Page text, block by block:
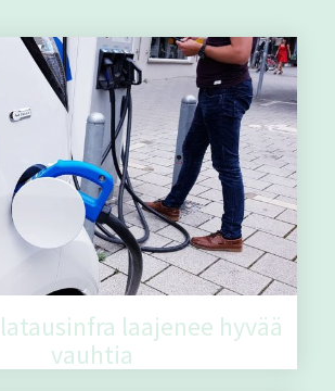
laajenee hyvää
vauhtia